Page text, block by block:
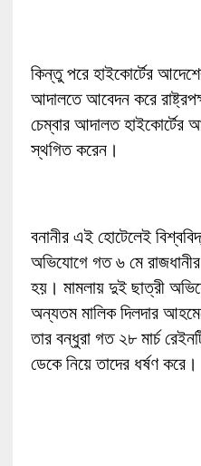
কিন্তু পরে হাইকোর্টের
আদালতে আবেদন করে
চেম্বার আদালত
স্থগিত করেন।
বনানীর এই হোটেলেই
অভিযোগে গত ৬ মে রাজধানীর
হয়। মামলায় দুই ছাত্রী
অন্যতম মালিক দিলদার
তার বন্ধুরা গত ২৮ মার্চ
ডেকে নিয়ে তাদের ধর্ষণ করে।